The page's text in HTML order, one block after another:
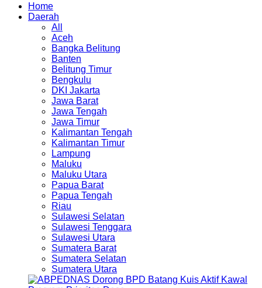
Home
Daerah
All
Aceh
Bangka Belitung
Banten
Belitung Timur
Bengkulu
DKI Jakarta
Jawa Barat
Jawa Tengah
Jawa Timur
Kalimantan Tengah
Kalimantan Timur
Lampung
Maluku
Maluku Utara
Papua Barat
Papua Tengah
Riau
Sulawesi Selatan
Sulawesi Tenggara
Sulawesi Utara
Sumatera Barat
Sumatera Selatan
Sumatera Utara